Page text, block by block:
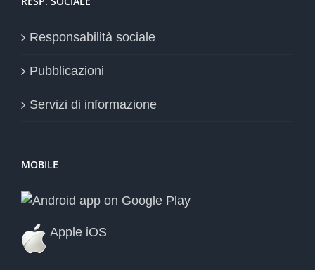
Responsabilità sociale
Pubblicazioni
Servizi di informazione
MOBILE
Apple iOS